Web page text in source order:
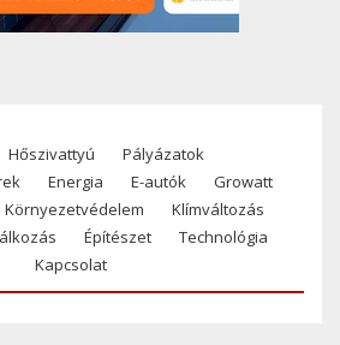
Hőszivattyú
Pályázatok
Energia E-autók
Growatt
Környezetvédelem
Klímváltozás
Építészet
Technológia
Kapcsolat